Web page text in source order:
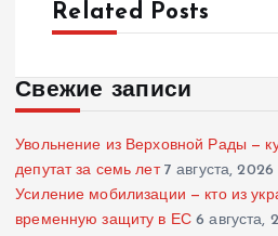
Related Posts
Свежие записи
Увольнение из Верховной Рады —
депутат за семь лет 7 августа, 2026
Усиление мобилизации — кто из
временную защиту в ЕС 6 августа,